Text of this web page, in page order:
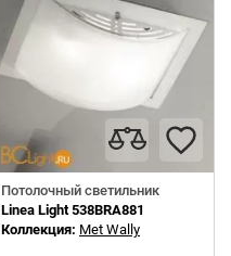
Потолочный светильник
Linea Light 538BRA881
Коллекция: Met Wally